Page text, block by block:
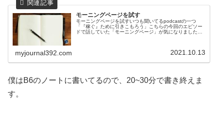
モーニングページを試す
モーニングページを試すいつも聞いてるpodcastの一つ
「『稼ぐ』ために引きこもろう」こちらの今回のエピソー
ドで話していた「モーニングページ」が気になりました。
myjournal392.com 2021.10.13
僕はB6のノートに書いてるので、20~30分で書き終えま
す。